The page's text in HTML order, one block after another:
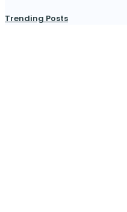
Trending Posts